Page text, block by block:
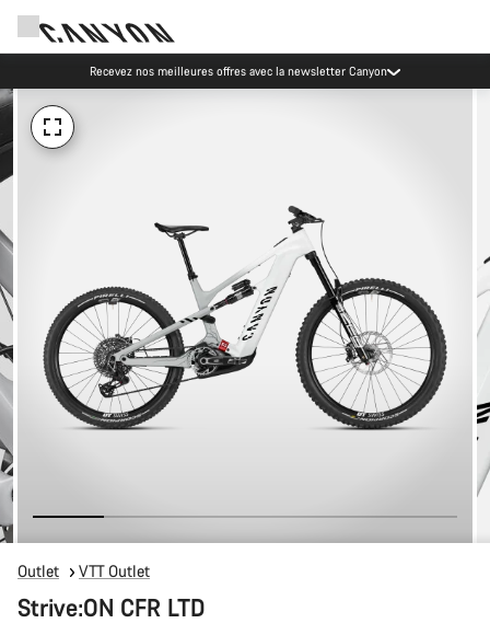
Recevez nos meilleures offres avec la newsletter Canyon
Outlet VTT Outlet
Strive:ON CFR LTD